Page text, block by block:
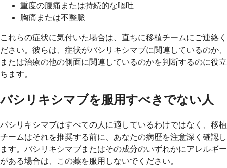
重度の腹痛または持続的な嘔吐
胸痛または不整脈
これらの症状に気付いた場合は、直ちに移植チームにご連絡く
ださい。彼らは、症状がバシリキシマブに関連しているのか、
または治療の他の側面に関連しているのかを判断するのに役立
ちます。
バシリキシマブを服用すべきでない人
バシリキシマブはすべての人に適しているわけではなく、移植
チームはそれを推奨する前に、あなたの病歴を注意深く確認し
ます。バシリキシマブまたはその成分のいずれかにアレルギー
がある場合は、この薬を服用しないでください。